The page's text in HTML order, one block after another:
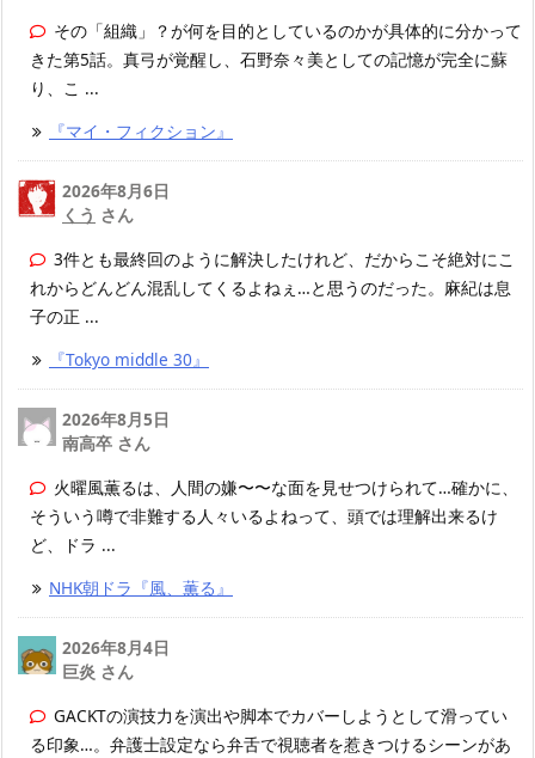
その「組織」？が何を目的としているのかが具体的に分かって
きた第5話。真弓が覚醒し、石野奈々美としての記憶が完全に蘇
り、こ ...
『マイ・フィクション』
2026年8月6日
くう さん
3件とも最終回のように解決したけれど、だからこそ絶対にこ
れからどんどん混乱してくるよねぇ…と思うのだった。麻紀は息
子の正 ...
『Tokyo middle 30』
2026年8月5日
南高卒 さん
火曜風薫るは、人間の嫌〜〜な面を見せつけられて…確かに、
そういう噂で非難する人々いるよねって、頭では理解出来るけ
ど、ドラ ...
NHK朝ドラ『風、薫る』
2026年8月4日
巨炎 さん
GACKTの演技力を演出や脚本でカバーしようとして滑ってい
る印象…。弁護士設定なら弁舌で視聴者を惹きつけるシーンがあ